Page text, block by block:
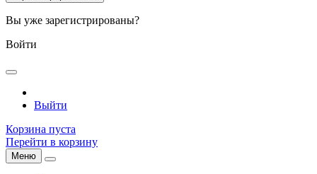
Вы уже зарегистрированы?
Войти
Выйти
Корзина пуста
Перейти в корзину
Меню